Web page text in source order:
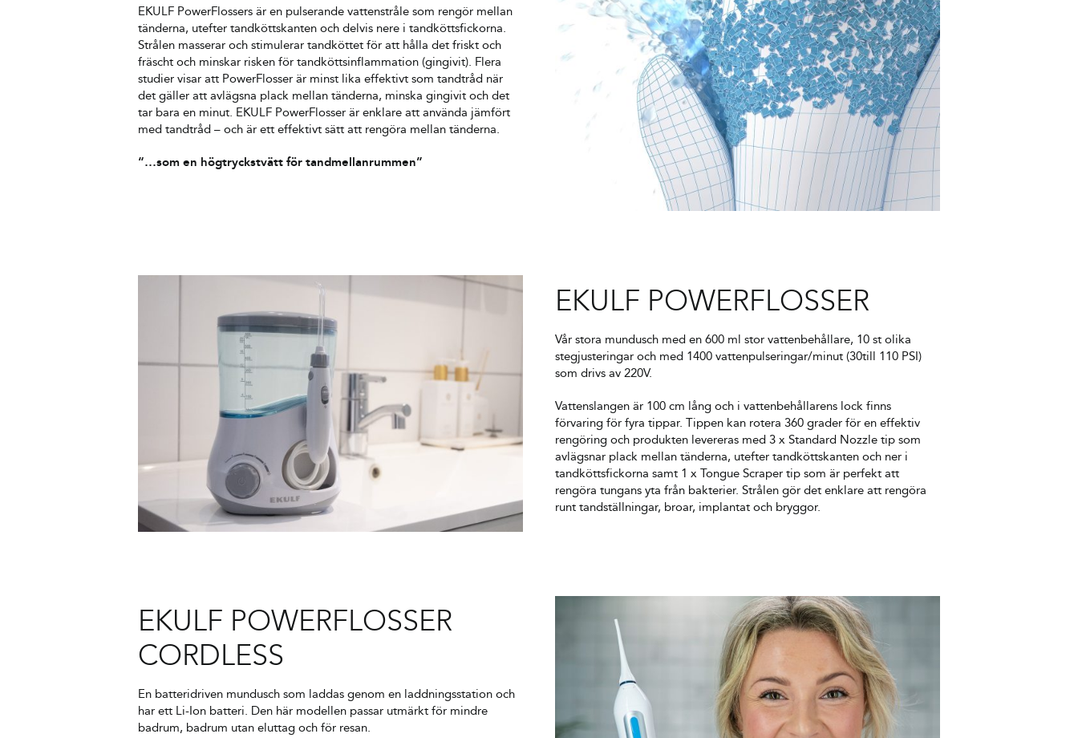
EKULF PowerFlossers är en pulserande vattenstråle som rengör mellan
tänderna, utefter tandköttskanten och delvis nere i tandköttsfickorna.
Strålen masserar och stimulerar tandköttet för att hålla det friskt och
fräscht och minskar risken för tandköttsinflammation (gingivit). Flera
studier visar att PowerFlosser är minst lika effektivt som tandtråd när
det gäller att avlägsna plack mellan tänderna, minska gingivit och det
tar bara en minut. EKULF PowerFlosser är enklare att använda jämfört
med tandtråd – och är ett effektivt sätt att rengöra mellan tänderna.
“…som en högtryckstvätt för tandmellanrummen”
EKULF POWERFLOSSER
Vår stora mundusch med en 600 ml stor vattenbehållare, 10 st olika
stegjusteringar och med 1400 vattenpulseringar/minut (30till 110 PSI)
som drivs av 220V.
Vattenslangen är 100 cm lång och i vattenbehållarens lock finns
förvaring för fyra tippar. Tippen kan rotera 360 grader för en effektiv
rengöring och produkten levereras med 3 x Standard Nozzle tip som
avlägsnar plack mellan tänderna, utefter tandköttskanten och ner i
tandköttsfickorna samt 1 x Tongue Scraper tip som är perfekt att
rengöra tungans yta från bakterier. Strålen gör det enklare att rengöra
runt tandställningar, broar, implantat och bryggor.
EKULF POWERFLOSSER
CORDLESS
En batteridriven mundusch som laddas genom en laddningsstation och
har ett Li-Ion batteri. Den här modellen passar utmärkt för mindre
badrum, badrum utan eluttag och för resan.